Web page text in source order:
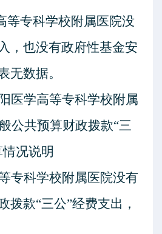
等专科学校附属医院没
，也没有政府性基金安
无数据。
医学高等专科学校附属
公共预算财政拨款“三
况说明
专科学校附属医院没有
拨款“三公”经费支出 ，